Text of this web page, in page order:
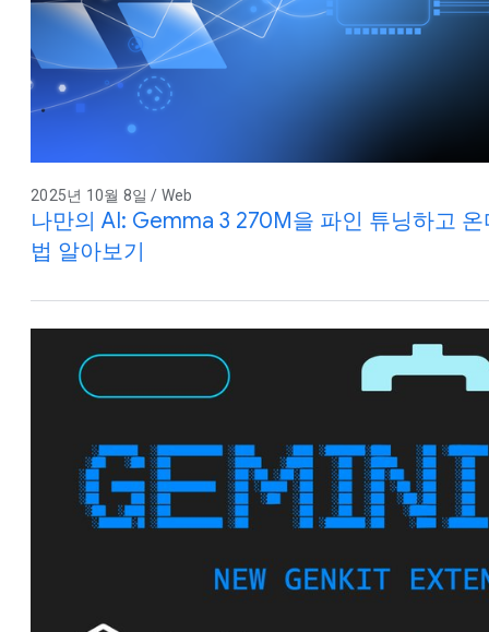
2025년 10월 8일 / Web
나만의 AI: Gemma 3 270M을 파인 튜닝하고
법 알아보기